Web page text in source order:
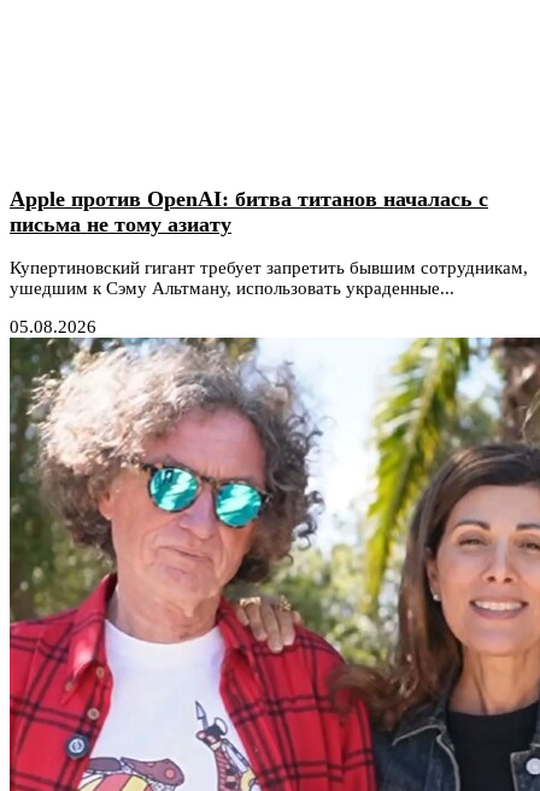
Apple против OpenAI: битва титанов началась с
письма не тому азиату
Купертиновский гигант требует запретить бывшим сотрудникам,
ушедшим к Сэму Альтману, использовать украденные...
05.08.2026